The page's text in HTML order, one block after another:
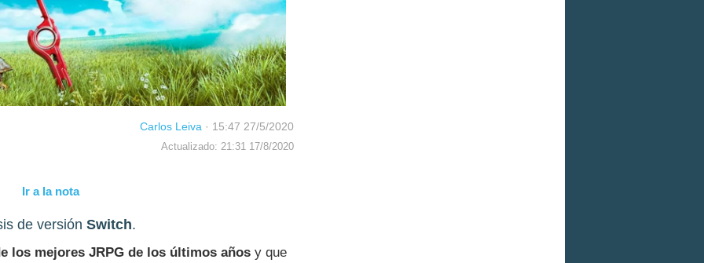
Carlos Leiva · 15:47 27/5/2020
Actualizado: 21:31 17/8/2020
Ir a la nota
de versión Switch.
los mejores JRPG de los últimos años y que